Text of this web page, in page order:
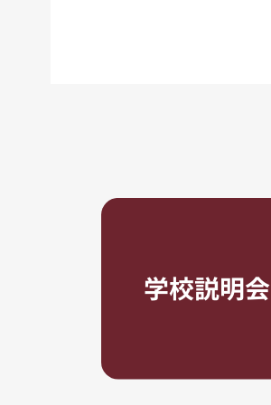
学校説明会